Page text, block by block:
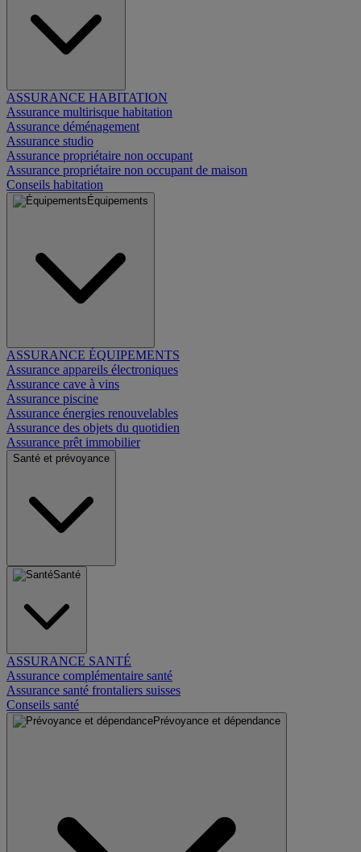
ASSURANCE HABITATION
Assurance multirisque habitation
Assurance déménagement
Assurance studio
Assurance propriétaire non occupant
Assurance propriétaire non occupant de maison
Conseils habitation
Équipements
ASSURANCE ÉQUIPEMENTS
Assurance appareils électroniques
Assurance cave à vins
Assurance piscine
Assurance énergies renouvelables
Assurance des objets du quotidien
Assurance prêt immobilier
Santé et prévoyance
Santé
ASSURANCE SANTÉ
Assurance complémentaire santé
Assurance santé frontaliers suisses
Conseils santé
Prévoyance et dépendance